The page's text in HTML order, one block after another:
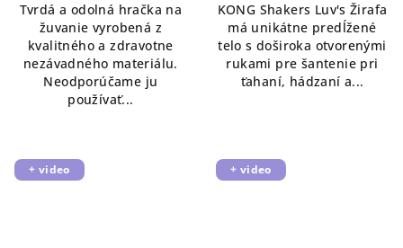
Tvrdá a odolná hračka na
žuvanie vyrobená z
kvalitného a zdravotne
nezávadného materiálu.
Neodporúčame ju
používať...
KONG Shakers Luv's Žirafa
má unikátne predĺžené
telo s doširoka otvorenými
rukami pre šantenie pri
ťahaní, hádzaní a...
+ video + video